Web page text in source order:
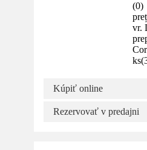
(0)
vr.
ks(
Kúpiť online
Rezervovať v predajni